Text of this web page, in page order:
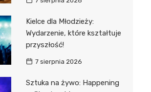
Kielce dla Młodzieży:
Wydarzenie, które kształtuje
przyszłość!
7 sierpnia 2026
Sztuka na żywo: Happening